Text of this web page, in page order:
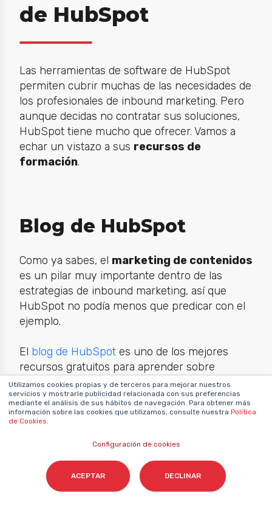
Utilizamos cookies propias y de terceros para mejorar nuestros
servicios y mostrarle publicidad relacionada con sus preferencias
mediante el análisis de sus hábitos de navegación. Para obtener más
información sobre las cookies que utilizamos, consulte nuestra Política
de Cookies.
Configuración de cookies
ACEPTAR DECLINAR
de HubSpot
Las herramientas de software de HubSpot
permiten cubrir muchas de las necesidades de
los profesionales de inbound marketing. Pero
aunque decidas no contratar sus soluciones,
HubSpot tiene mucho que ofrecer. Vamos a
echar un vistazo a sus recursos de
formación.
Blog de HubSpot
Como ya sabes, el marketing de contenidos
es un pilar muy importante dentro de las
estrategias de inbound marketing, así que
HubSpot no podía menos que predicar con el
ejemplo.
El blog de HubSpotes uno de los mejores
recursos gratuitos para aprender sobre
inbound marketing, marketing online y temas
relacionados como las ventas, el servicio al
cliente o las tendencias del sector.